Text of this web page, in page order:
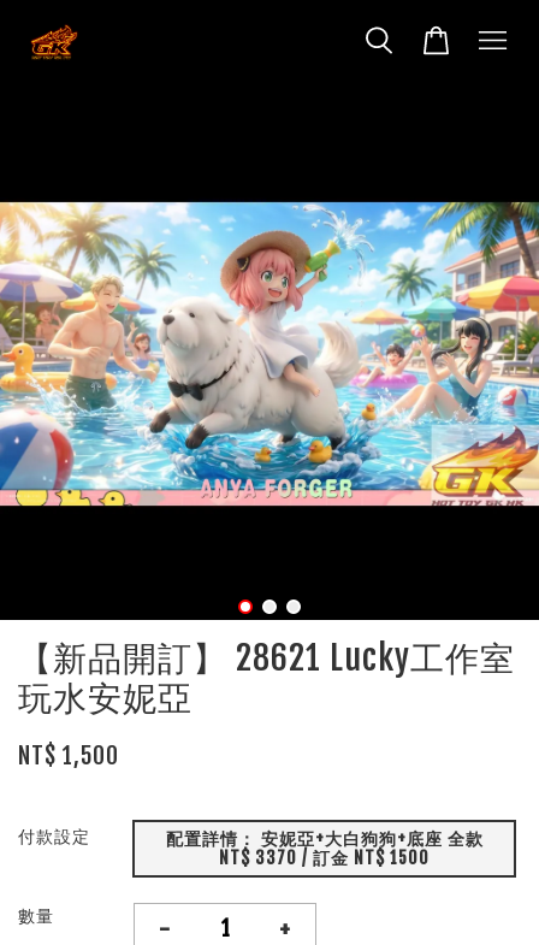
【新品開訂】 28621 Lucky工作室
玩水安妮亞
NT$ 1,500
付款設定
配置詳情： 安妮亞+大白狗狗+底座 全款
NT$ 3370 / 訂金 NT$ 1500
數量 - +